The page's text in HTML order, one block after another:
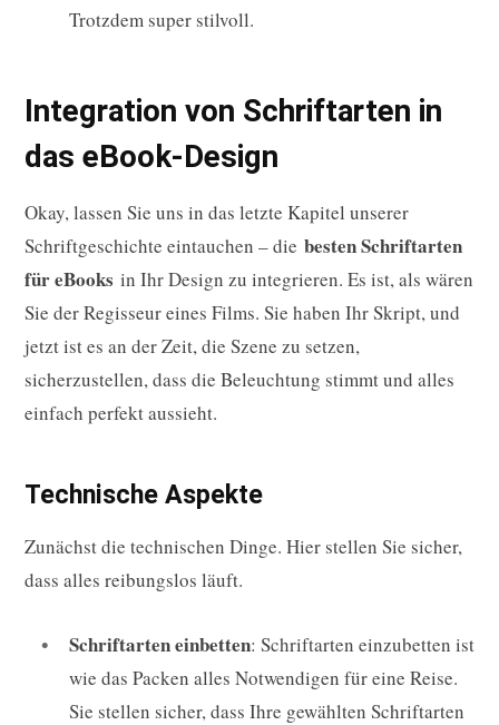
Trotzdem super stilvoll.
Integration von Schriftarten in
das eBook-Design
Okay, lassen Sie uns in das letzte Kapitel unserer
Schriftgeschichte eintauchen – die besten Schriftarten
für eBooks in Ihr Design zu integrieren. Es ist, als wären
Sie der Regisseur eines Films. Sie haben Ihr Skript, und
jetzt ist es an der Zeit, die Szene zu setzen,
sicherzustellen, dass die Beleuchtung stimmt und alles
einfach perfekt aussieht.
Technische Aspekte
Zunächst die technischen Dinge. Hier stellen Sie sicher,
dass alles reibungslos läuft.
Schriftarten einbetten: Schriftarten einzubetten ist
wie das Packen alles Notwendigen für eine Reise.
Sie stellen sicher, dass Ihre gewählten Schriftarten